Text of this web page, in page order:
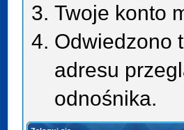
Twoje konto
Odwiedzono
adresu
odnośnika.